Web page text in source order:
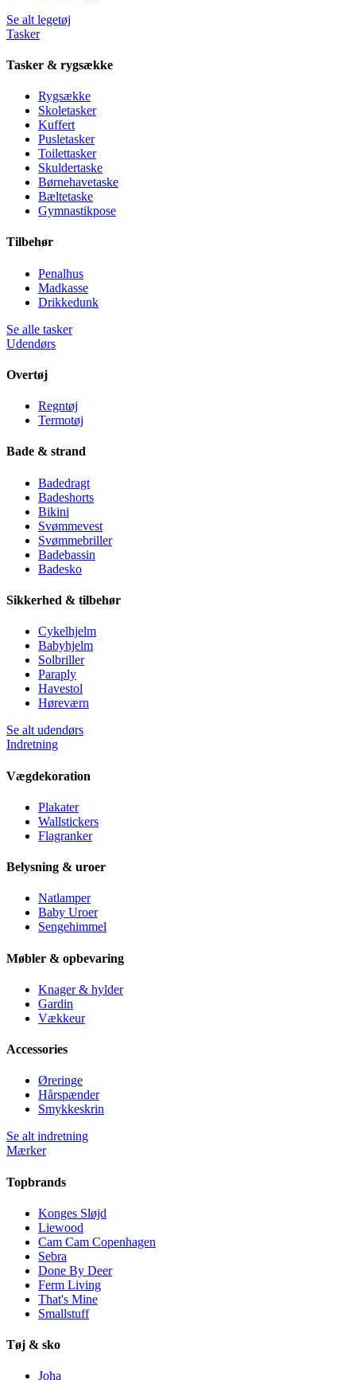
Se alt legetøj
Tasker
Tasker & rygsække
Rygsække
Skoletasker
Kuffert
Pusletasker
Toilettasker
Skuldertaske
Børnehavetaske
Bæltetaske
Gymnastikpose
Tilbehør
Penalhus
Madkasse
Drikkedunk
Se alle tasker
Udendørs
Overtøj
Regntøj
Termotøj
Bade & strand
Badedragt
Badeshorts
Bikini
Svømmevest
Svømmebriller
Badebassin
Badesko
Sikkerhed & tilbehør
Cykelhjelm
Babyhjelm
Solbriller
Paraply
Havestol
Høreværn
Se alt udendørs
Indretning
Vægdekoration
Plakater
Wallstickers
Flagranker
Belysning & uroer
Natlamper
Baby Uroer
Sengehimmel
Møbler & opbevaring
Knager & hylder
Gardin
Vækkeur
Accessories
Øreringe
Hårspænder
Smykkeskrin
Se alt indretning
Mærker
Topbrands
Konges Sløjd
Liewood
Cam Cam Copenhagen
Sebra
Done By Deer
Ferm Living
That's Mine
Smallstuff
Tøj & sko
Joha